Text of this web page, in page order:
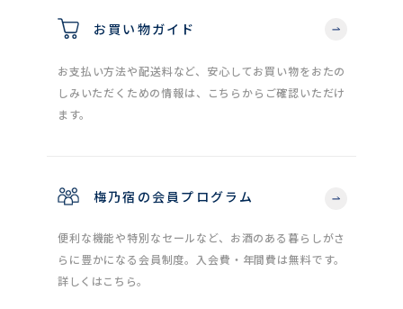
お買い物ガイド
お支払い方法や配送料など、安心してお買い物をおたの
しみいただくための情報は、こちらからご確認いただけ
ます。
梅乃宿の会員プログラム
便利な機能や特別なセールなど、お酒のある暮らしがさ
らに豊かになる会員制度。入会費・年間費は無料です。
詳しくはこちら。